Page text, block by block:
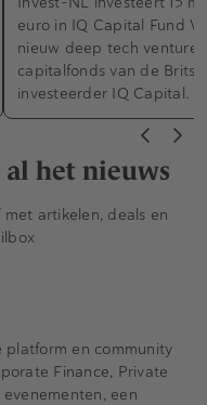
euro in IQ Capital Fund V,
nieuw deep tech venture
capitalfonds van de Britse
investeerder IQ Capital.
het nieuws
artikelen, deals en
platform en community
Finance, Private
een